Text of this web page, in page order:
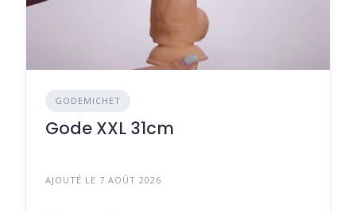
GODEMICHET
Gode XXL 31cm
AJOUTÉ LE 7 AOÛT 2026